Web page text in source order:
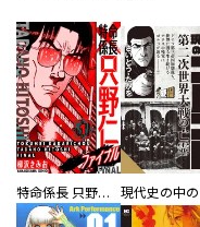
特命係長 只野仁ファイナル 愛蔵版